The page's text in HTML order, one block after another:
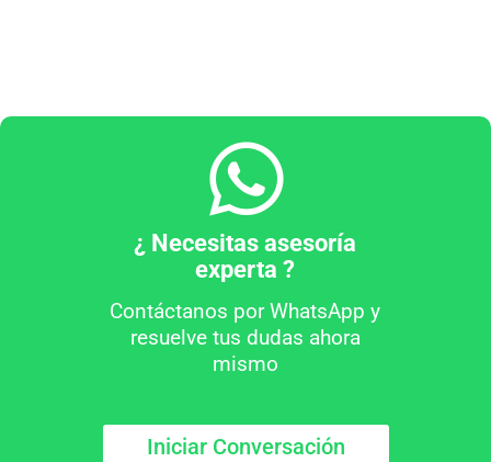
¿ Necesitas asesoría
experta ?
Contáctanos por WhatsApp y
resuelve tus dudas ahora
mismo
Iniciar Conversación